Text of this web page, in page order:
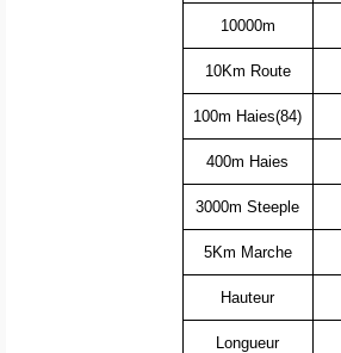
10000m
10Km Route
100m Haies(84)
400m Haies
3000m Steeple
5Km Marche
Hauteur
Longueur